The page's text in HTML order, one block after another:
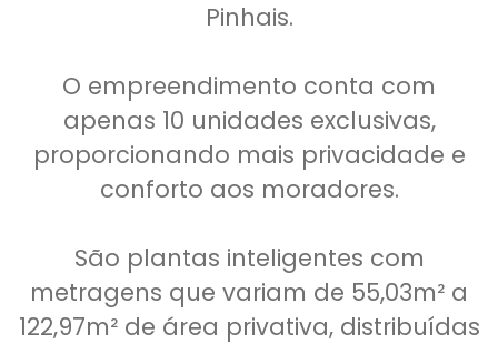
Pinhais.
O empreendimento conta com
apenas 10 unidades exclusivas,
proporcionando mais privacidade e
conforto aos moradores.
São plantas inteligentes com
metragens que variam de 55,03m² a
122,97m² de área privativa, distribuídas